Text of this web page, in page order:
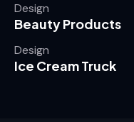
Design
Beauty Products
Design
Ice Cream Truck